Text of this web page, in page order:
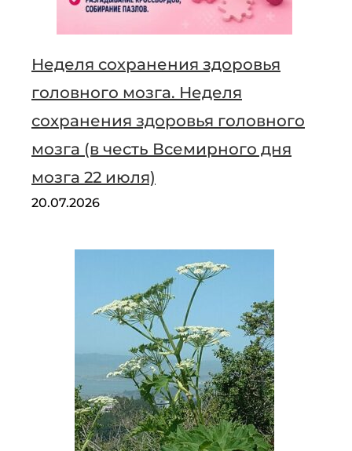
Неделя сохранения здоровья
головного мозга. Неделя
сохранения здоровья головного
мозга (в честь Всемирного дня
мозга 22 июля)
20.07.2026